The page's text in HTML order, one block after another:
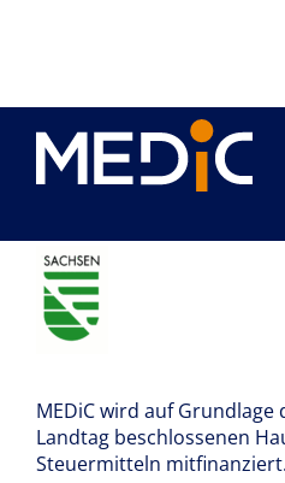
MEDiC wird auf Grundlage
Landtag beschlossenen
Steuermitteln mitfinanziert.